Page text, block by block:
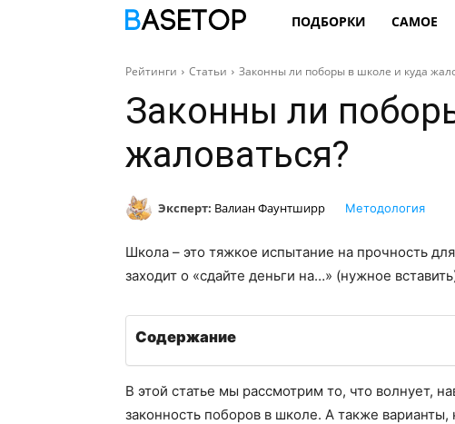
ПОДБОРКИ САМОЕ
Рейтинги Статьи Законны ли поборы в школе и куда
Законны ли
жаловаться?
Эксперт: Валиан Фаунтширр Методология
Школа – это тяжкое испытание на прочность
заходит о «сдайте деньги на…» (нужное
Содержание
В этой статье мы рассмотрим то, что волнует,
законность поборов в школе. А также